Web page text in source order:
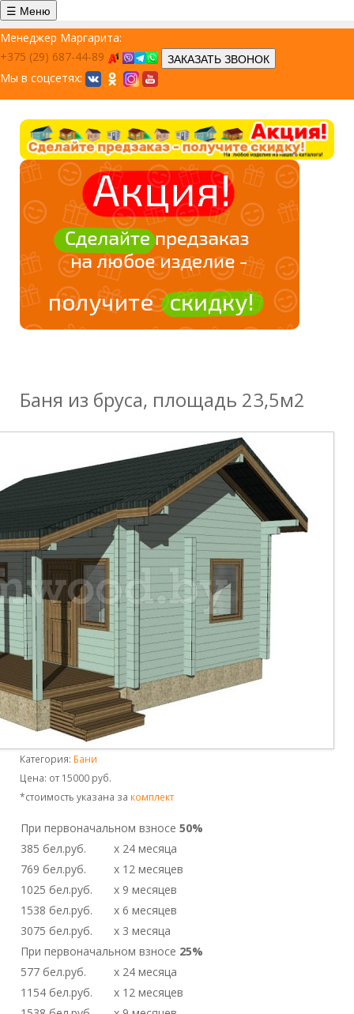
☰ Меню
Менеджер Маргарита:
+375 (29) 687-44-89
ЗАКАЗАТЬ ЗВОНОК
Мы в соцсетях:
Баня из бруса, площадь 23,5м2
Категория: Бани
Цена: от 15000 руб.
*стоимость указана за комплект
При первоначальном взносе 50%
385 бел.руб. x 24 месяца
769 бел.руб. x 12 месяцев
1025 бел.руб. x 9 месяцев
1538 бел.руб. x 6 месяцев
3075 бел.руб. x 3 месяца
При первоначальном взносе 25%
577 бел.руб. x 24 месяца
1154 бел.руб. x 12 месяцев